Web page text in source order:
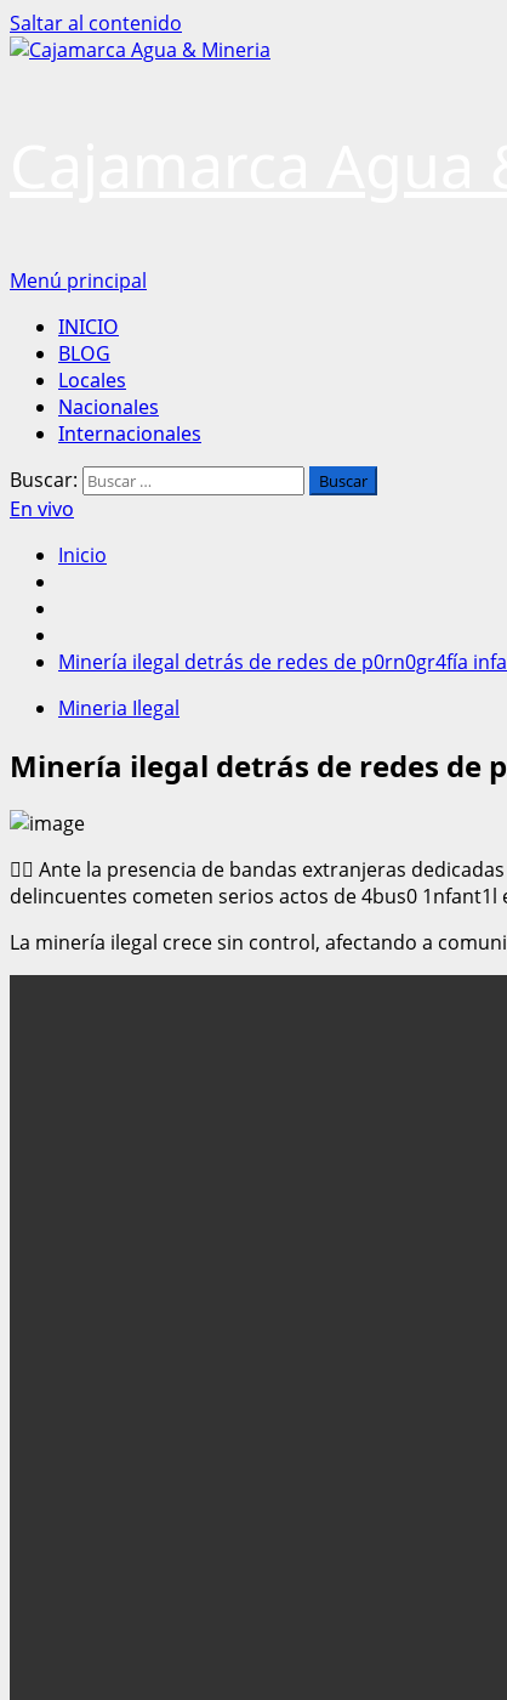
Saltar al contenido
Menú principal
INICIO
BLOG
Locales
Nacionales
Internacionales
Buscar:
En vivo
Inicio
Minería ilegal detrás de redes de p0rn0gr4fía
Mineria Ilegal
Minería ilegal detrás de redes de
✍🏽 Ante la presencia de bandas extranjeras
delincuentes cometen serios actos de 4bus0 1nfant1l
La minería ilegal crece sin control, afectando a